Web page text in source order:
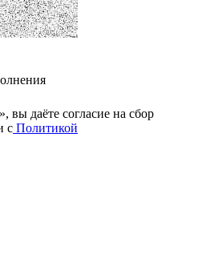
вы даёте cогласие на сбор
с Политикой